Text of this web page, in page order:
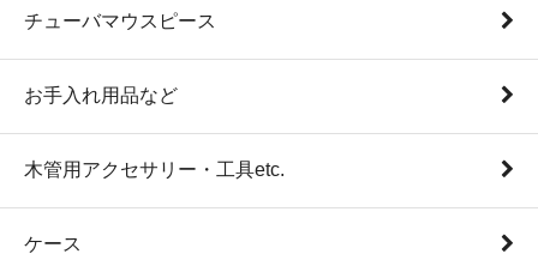
チューバマウスピース
お手入れ用品など
木管用アクセサリー・工具etc.
ケース